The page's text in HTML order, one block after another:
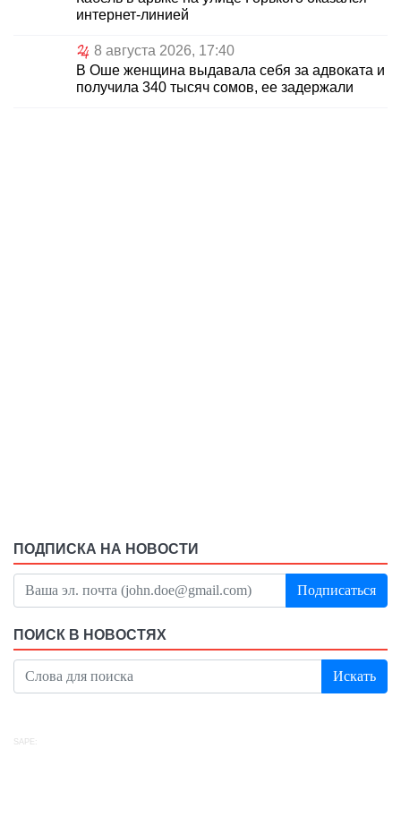
интернет-линией
8 августа 2026, 17:40
В Оше женщина выдавала себя за адвоката и
получила 340 тысяч сомов, ее задержали
ПОДПИСКА НА НОВОСТИ
Подписаться
ПОИСК В НОВОСТЯХ
Искать
SAPE: